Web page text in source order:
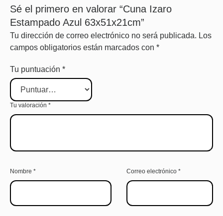
Sé el primero en valorar “Cuna Izaro
Estampado Azul 63x51x21cm”
Tu dirección de correo electrónico no será publicada. Los
campos obligatorios están marcados con *
Tu puntuación *
Tu valoración *
Nombre * Correo electrónico *